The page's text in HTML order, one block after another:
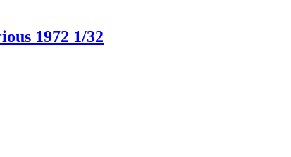
1972 1/32